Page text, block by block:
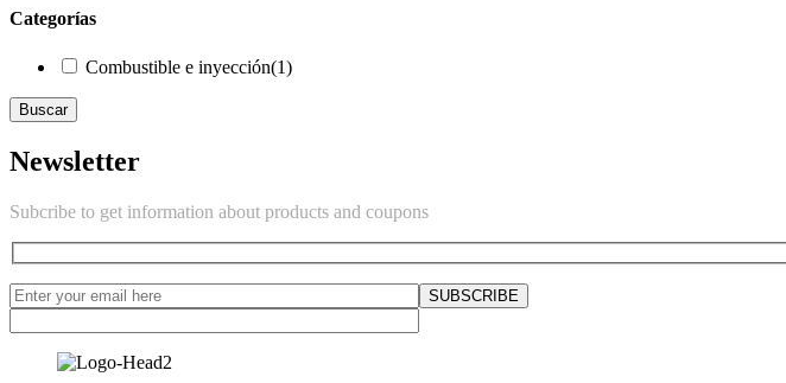
Categorías
Combustible e inyección(1)
Buscar
Newsletter
Subcribe to get information about products and coupons